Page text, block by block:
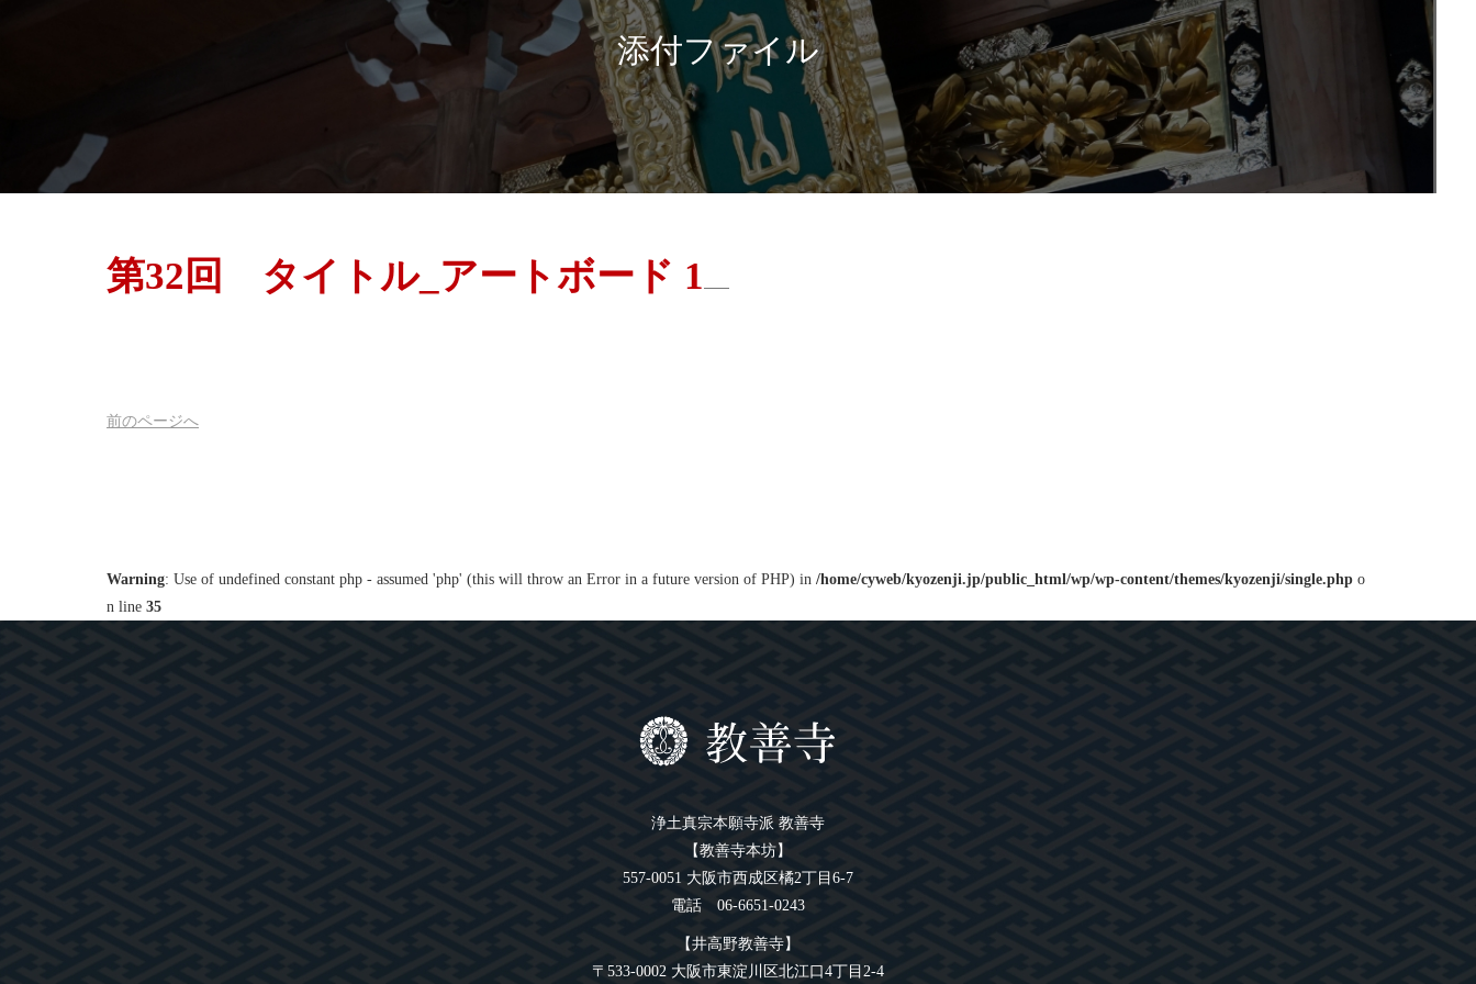
添付ファイル
第32回 タイトル_アートボード 1
前のページへ
Warning: Use of undefined constant php - assumed 'php' (this will throw an Error in a future version of PHP) in /home/cyweb/kyozenji.jp/public_html/wp/wp-content/themes/kyozenji/single.php o
n line 35
浄土真宗本願寺派 教善寺
【教善寺本坊】
557-0051 大阪市西成区橘2丁目6-7
電話 06-6651-0243
【井高野教善寺】
〒533-0002 大阪市東淀川区北江口4丁目2-4